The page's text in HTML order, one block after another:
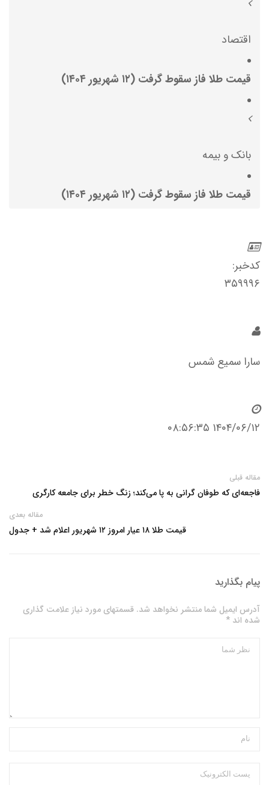
اقتصاد
قیمت طلا فاز سقوط گرفت (۱۲ شهریور ۱۴۰۴)
بانک و بیمه
قیمت طلا فاز سقوط گرفت (۱۲ شهریور ۱۴۰۴)
کدخبر:
۳۵۹۹۹۶
سارا سمیع شمس
۱۴۰۴/۰۶/۱۲ ۰۸:۵۶:۳۵
مقاله قبلی
فاجعه‌ای که طوفان گرانی به پا می‌کند؛ زنگ خطر برای جامعه کارگری
مقاله بعدی
قیمت طلا ۱۸ عیار امروز ۱۲ شهریور اعلام شد + جدول
پیام بگذارید
آدرس ایمیل شما منتشر نخواهد شد. قسمتهای مورد نیاز علامت گذاری
شده اند *